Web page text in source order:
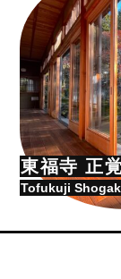
東福寺 正
Tofukuji